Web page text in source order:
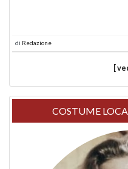
di Redazione
[
COSTUME